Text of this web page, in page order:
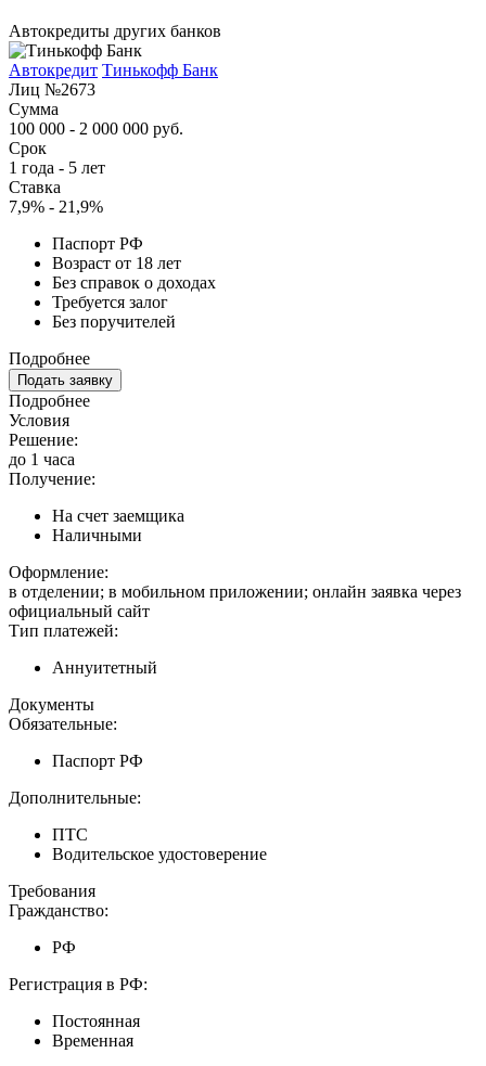
Автокредиты других банков
Автокредит Тинькофф Банк
Лиц №2673
Сумма
100 000 - 2 000 000 руб.
Срок
1 года - 5 лет
Ставка
7,9% - 21,9%
Паспорт РФ
Возраст от 18 лет
Без справок о доходах
Требуется залог
Без поручителей
Подробнее
Подать заявку
Подробнее
Условия
Решение:
до 1 часа
Получение:
На счет заемщика
Наличными
Оформление:
в отделении; в мобильном приложении; онлайн заявка через
официальный сайт
Тип платежей:
Аннуитетный
Документы
Обязательные:
Паспорт РФ
Дополнительные:
ПТС
Водительское удостоверение
Требования
Гражданство:
РФ
Регистрация в РФ:
Постоянная
Временная